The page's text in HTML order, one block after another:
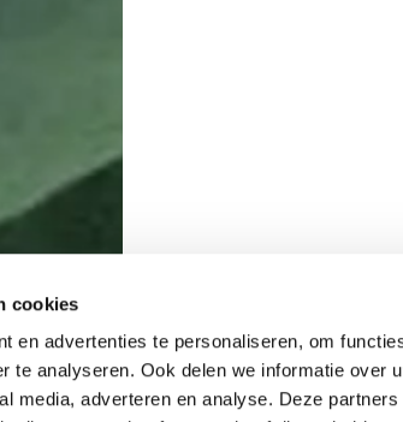
cookies
en advertenties te personaliseren, om
te analyseren. Ook delen we informatie over
media, adverteren en analyse. Deze